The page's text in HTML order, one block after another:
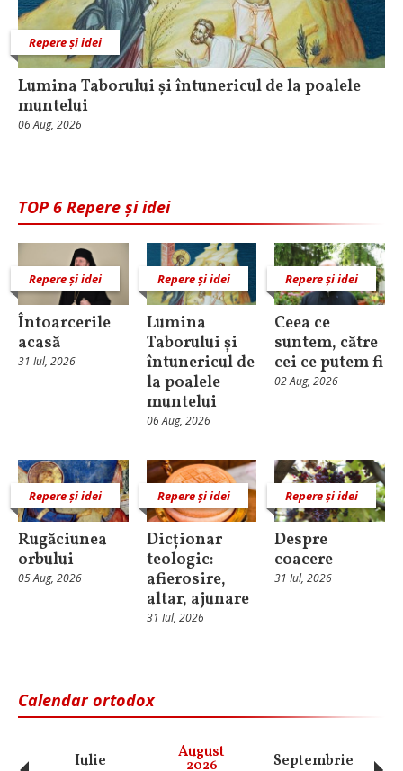
Repere și idei
Lumina Taborului și întunericul de la poalele
muntelui
06 Aug, 2026
TOP 6 Repere și idei
Repere și idei
Întoarcerile
acasă
31 Iul, 2026
Repere și idei
Lumina
Taborului și
întunericul de
la poalele
muntelui
06 Aug, 2026
Repere și idei
Ceea ce
suntem, către
cei ce putem fi
02 Aug, 2026
Repere și idei
Rugăciunea
orbului
05 Aug, 2026
Repere și idei
Dicționar
teologic:
afierosire,
altar, ajunare
31 Iul, 2026
Repere și idei
Despre
coacere
31 Iul, 2026
Calendar ortodox
Iulie August
2026 Septembrie